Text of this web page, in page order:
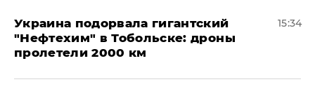
Украина подорвала гигантский
"Нефтехим" в Тобольске: дроны
пролетели 2000 км
15:34